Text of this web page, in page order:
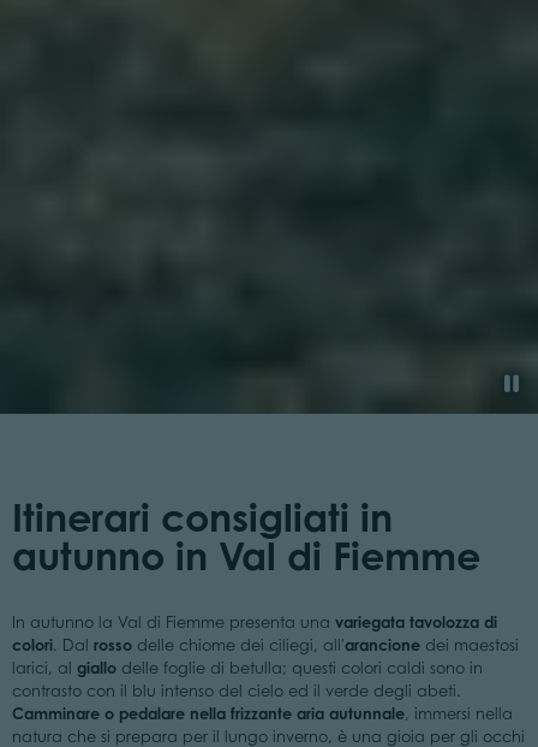
Itinerari consigliati in
autunno in Val di Fiemme
In autunno la Val di Fiemme presenta una variegata tavolozza di
colori. Dal rossodelle chiome dei ciliegi, all'arancionedei maestosi
larici, al giallodelle foglie di betulla; questi colori caldi sono in
contrasto con il blu intenso del cielo ed il verde degli abeti.
Camminare o pedalare nella frizzante aria autunnale, immersi nella
natura che si prepara per il lungo inverno, è una gioia per gli occhi